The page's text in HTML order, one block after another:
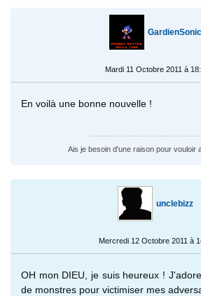
GardienSonic
Mardi 11 Octobre 2011 à
En voilà une bonne nouvelle !
Ais je besoin d'une raison pour vouloir
unclebizz
Mercredi 12 Octobre 2011 à
OH mon DIEU, je suis heureux !
de monstres pour victimiser mes